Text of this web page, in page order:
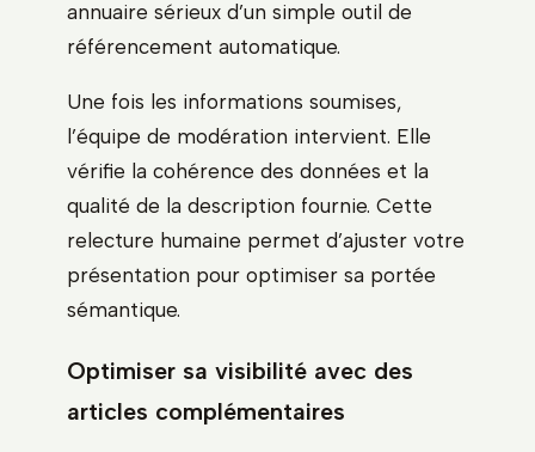
annuaire sérieux d’un simple outil de
référencement automatique.
Une fois les informations soumises,
l’équipe de modération intervient. Elle
vérifie la cohérence des données et la
qualité de la description fournie. Cette
relecture humaine permet d’ajuster votre
présentation pour optimiser sa portée
sémantique.
Optimiser sa visibilité avec des
articles complémentaires